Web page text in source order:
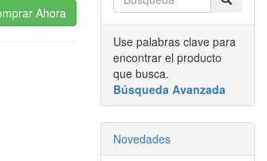
Ahora
Use palabras clave para
encontrar el producto
que busca.
Búsqueda Avanzada
Novedades